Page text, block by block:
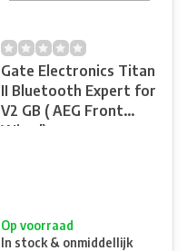
Gate Electronics Titan
II Bluetooth Expert for
V2 GB ( AEG Front
Wired)
Op voorraad
In stock & onmiddellijk